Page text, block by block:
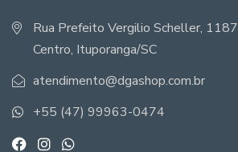
Rua Prefeito Vergilio Scheller, 1187
Centro, Ituporanga/SC
atendimento@dgashop.com.br
+55 (47) 99963-0474